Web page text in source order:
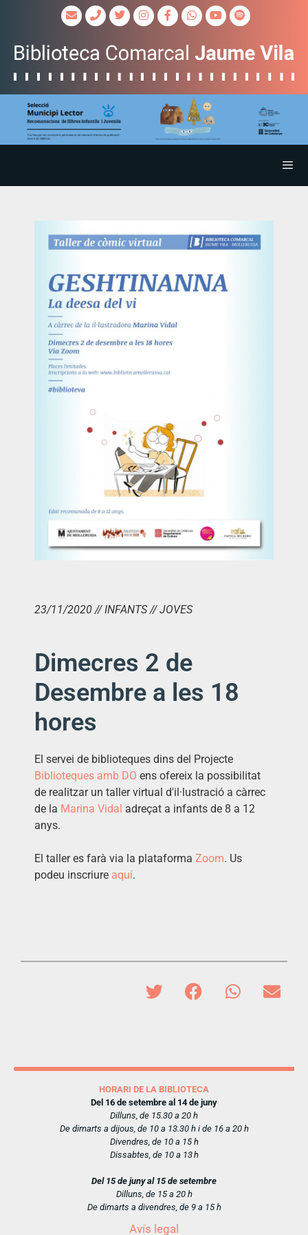
23/11/2020 // INFANTS // JOVES
Dimecres 2 de
Desembre a les 18
hores
El servei de biblioteques dins del Projecte
Biblioteques amb DO ens ofereix la possibilitat
de realitzar un taller virtual d'il·lustració a càrrec
de la Marina Vidal adreçat a infants de 8 a 12
anys.
El taller es farà via la plataforma Zoom. Us
podeu inscriure aquí.
HORARI DE LA BIBLIOTECA
Del 16 de setembre al 14 de juny
Dilluns, de 15.30 a 20 h
De dimarts a dijous, de 10 a 13.30 h i de 16 a 20 h
Divendres, de 10 a 15 h
Dissabtes, de 10 a 13 h
Del 15 de juny al 15 de setembre
Dilluns, de 15 a 20 h
De dimarts a divendres, de 9 a 15 h
Avís legal